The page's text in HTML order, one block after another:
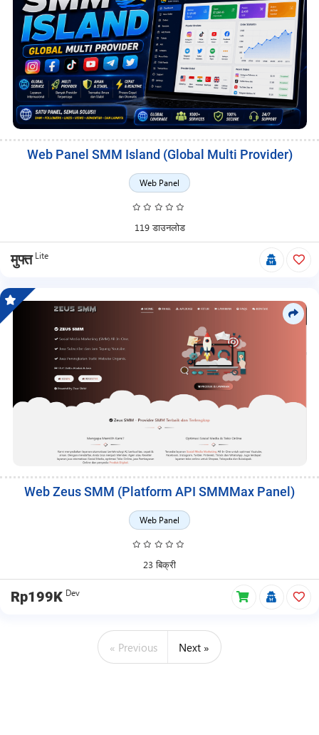
Web Panel SMM Island (Global Multi Provider)
Web Panel
119 डाउनलोड
मुफ्त Lite
Web Zeus SMM (Platform API SMMMax Panel)
Web Panel
23 बिक्री
Rp199K Dev
« Previous Next »